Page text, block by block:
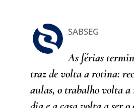
SABSEG
As férias
traz de volta a rotina:
aulas, o trabalho volta